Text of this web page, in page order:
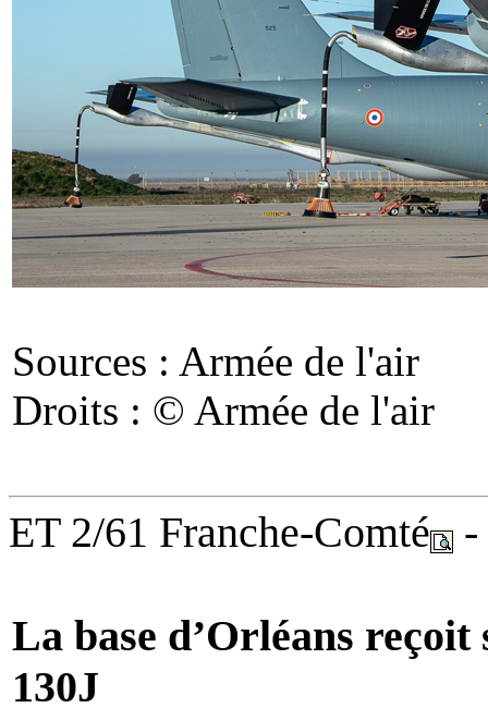
Sources : Armée de l'air
Droits : © Armée de l'air
ET 2/61 Franche-Comté -
La base d’Orléans
130J